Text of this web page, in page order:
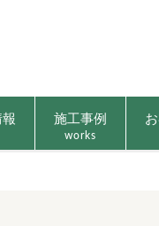
施工事例
works